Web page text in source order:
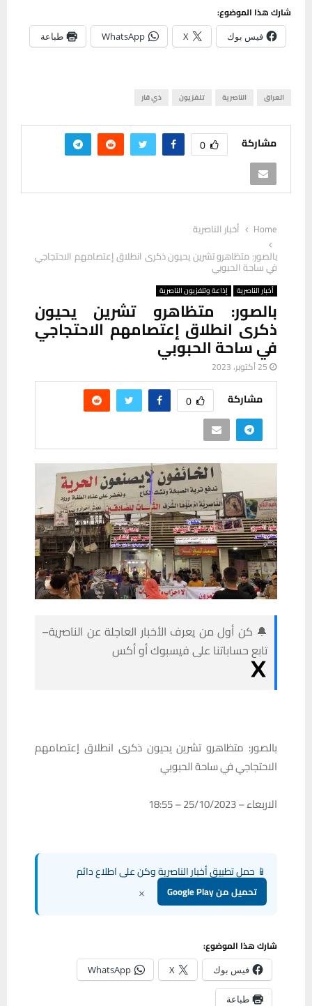
شارك هذا الموضوع:
فيس بوك X
WhatsApp طباعة
العراق الناصرية تلفزيون ذي قار
مشاركة 0
Home
أخبار الناصرية
بالصور: متظاهرو تشرين يحيون ذكرى انطلاق إعتصامهم الاحتجاجي
في ساحة الحبوبي
أخبار الناصرية إذاعة وتلفزيون الناصرية
بالصور: متظاهرو تشرين يحيون
ذكرى انطلاق إعتصامهم الاحتجاجي
في ساحة الحبوبي
25 أكتوبر، 2023
مشاركة 0
🔔 كن أول من يعرف الأخبار العاجلة عن الناصرية–
تابع حساباتنا على فيسبوك أو أكس
بالصور: متظاهرو تشرين يحيون ذكرى انطلاق إعتصامهم
الاحتجاجي في ساحة الحبوبي
الاربعاء – 25/10/2023 – 18:55
📱 حمل تطبيق أخبار الناصرية وكن على اطلاع دائم
تحميل من Google Play ×
شارك هذا الموضوع:
فيس بوك X
WhatsApp
طباعة